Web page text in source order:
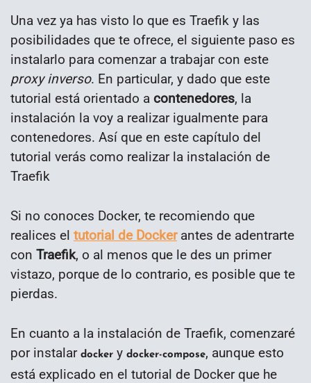
Una vez ya has visto lo que es Traefik y las
posibilidades que te ofrece, el siguiente paso es
instalarlo para comenzar a trabajar con este
proxy inverso. En particular, y dado que este
tutorial está orientado a contenedores, la
instalación la voy a realizar igualmente para
contenedores. Así que en este capítulo del
tutorial verás como realizar la instalación de
Traefik
Si no conoces Docker, te recomiendo que
realices el tutorial de Dockerantes de adentrarte
con Traefik, o al menos que le des un primer
vistazo, porque de lo contrario, es posible que te
pierdas.
En cuanto a la instalación de Traefik, comenzaré
por instalar docker y docker-compose, aunque esto
está explicado en el tutorial de Docker que he